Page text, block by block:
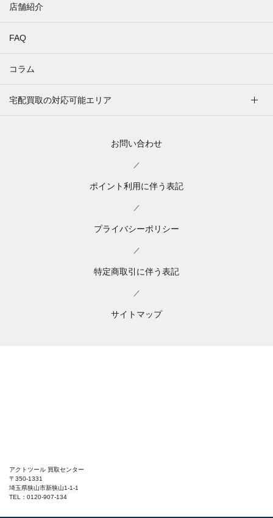
店舗紹介
FAQ
コラム
宅配買取の対応可能エリア
お問い合わせ
／
ポイント利用に伴う表記
／
プライバシーポリシー
／
特定商取引に伴う表記
／
サイトマップ
アクトツール 買取センター
〒350-1331
埼玉県狭山市新狭山1-1-1
TEL：0120-907-134